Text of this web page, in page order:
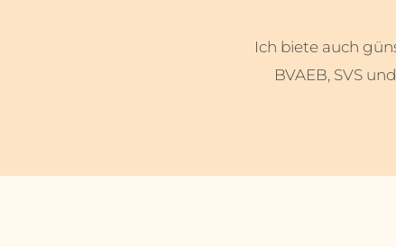
Ich biete auch
BVAEB, SVS